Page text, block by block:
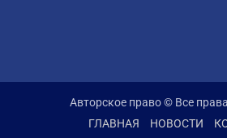
Авторское право © Все
ГЛАВНАЯ
НОВОСТИ